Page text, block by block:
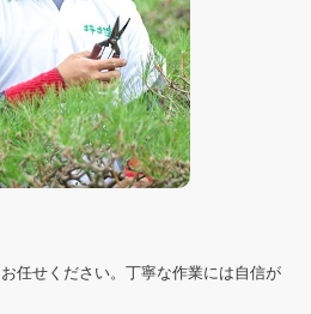
任せください。丁寧な作業には自信が